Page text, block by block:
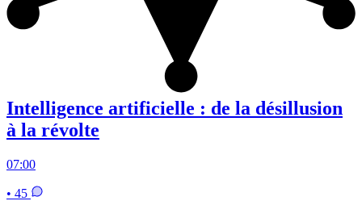
Intelligence artificielle : de la désillusion
à la révolte
07:00
• 45